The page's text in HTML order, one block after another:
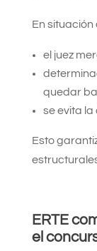
En situación
el juez
quedar
se evita la
Esto
ERTE
el